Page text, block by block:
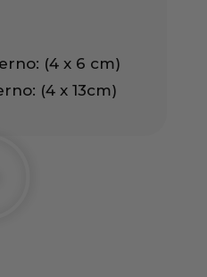
(4 x 6 cm)
(4 x 13cm)